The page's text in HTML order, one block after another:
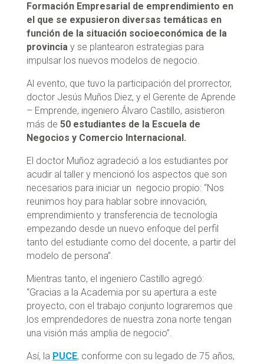
Formación Empresarial de emprendimiento en
el que se expusieron diversas temáticas en
función de la situación socioeconómica de la
provinciay se plantearon estrategias para
impulsar los nuevos modelos de negocio.
Al evento, que tuvo la participación del prorrector,
doctor Jesús Muños Diez, y el Gerente de Aprende
– Emprende, ingeniero Álvaro Castillo, asistieron
más de 50 estudiantes de la Escuela de
Negocios y Comercio Internacional.
El doctor Muñoz agradeció a los estudiantes por
acudir al taller y mencionó los aspectos que son
necesarios para iniciar un negocio propio: “Nos
reunimos hoy para hablar sobre innovación,
emprendimiento y transferencia de tecnología
empezando desde un nuevo enfoque del perfil
tanto del estudiante como del docente, a partir del
modelo de persona”.
Mientras tanto, el ingeniero Castillo agregó:
“Gracias a la Academia por su apertura a este
proyecto, con el trabajo conjunto lograremos que
los emprendedores de nuestra zona norte tengan
una visión más amplia de negocio”.
Así, la PUCE, conforme con su legado de 75 años,